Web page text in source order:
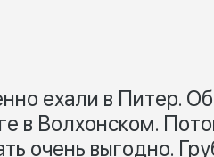
ехали в Питер.
в Волхонском.
очень выгодно.